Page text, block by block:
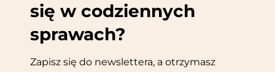
się w codziennych
sprawach?
Zapisz się do newslettera, a otrzymasz